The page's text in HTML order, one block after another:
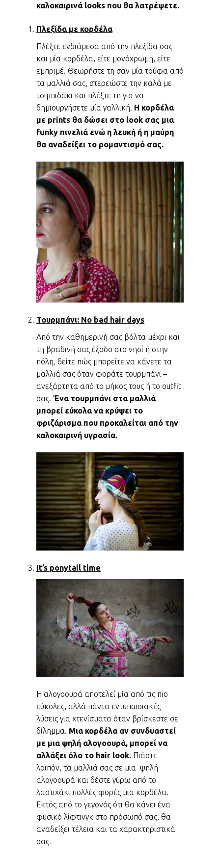
καλοκαιρινά looks που θα λατρέψετε.
Πλεξίδα με κορδέλα
Πλέξτε ενδιάμεσα από την πλεξίδα σας
και μία κορδέλα, είτε μονόχρωμη, είτε
εμπριμέ. Θεωρήστε τη σαν μία τούφα από
τα μαλλιά σας, στερεώστε την καλά με
τσιμπιδάκι και πλέξτε τη για να
δημιουργήσετε μία γαλλική. Η κορδέλα
με prints θα δώσει στο look σας μια
funky πινελιά ενώ η λευκή ή η μαύρη
θα αναδείξει το ρομαντισμό σας.
Τουρμπάνι: No bad hair days
Από την καθημερινή σας βόλτα μέχρι και
τη βραδινή σας έξοδο στο νησί ή στην
πόλη, δείτε πώς μπορείτε να κάνετε τα
μαλλιά σας όταν φοράτε τουρμπάνι –
ανεξάρτητα από το μήκος τους ή το outfit
σας. Ένα τουρμπάνι στα μαλλιά
μπορεί εύκολα να κρύψει το
φριζάρισμα που προκαλείται από την
καλοκαιρινή υγρασία.
It’s ponytail time
Η αλογοουρά αποτελεί μία από τις πιο
εύκολες, αλλά πάντα εντυπωσιακές
λύσεις για χτενίσματα όταν βρίσκεστε σε
δίλημμα. Μια κορδέλα αν συνδυαστεί
με μια ψηλή αλογοουρά, μπορεί να
αλλάξει όλο το hair look. Πιάστε
λοιπόν, τα μαλλιά σας σε μια ψηλή
αλογοουρά και δέστε γύρω από το
λαστιχάκι πολλές φορές μια κορδέλα.
Εκτός από το γεγονός ότι θα κάνει ένα
φυσικό λίφτινγκ στο πρόσωπό σας, θα
αναδείξει τέλεια και τα χαρακτηριστικά
σας.